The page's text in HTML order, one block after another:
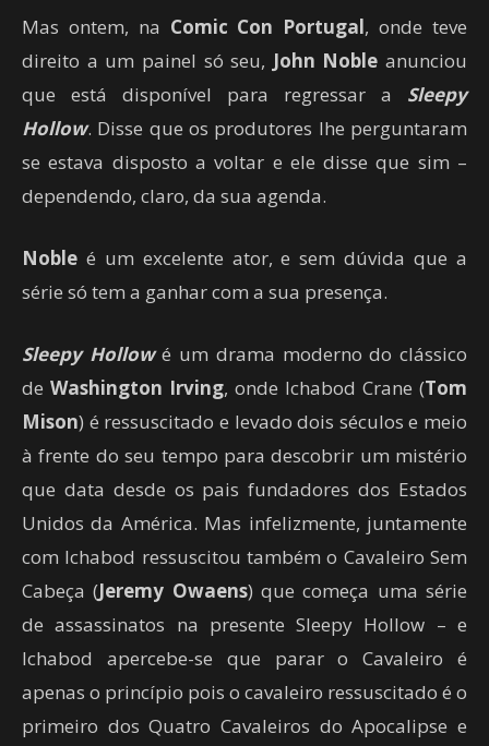
Mas ontem, na Comic Con Portugal, onde teve
direito a um painel só seu, John Noble anunciou
que está disponível para regressar a Sleepy
Hollow. Disse que os produtores lhe perguntaram
se estava disposto a voltar e ele disse que sim –
dependendo, claro, da sua agenda.
Noble é um excelente ator, e sem dúvida que a
série só tem a ganhar com a sua presença.
Sleepy Hollowé um drama moderno do clássico
de Washington Irving, onde Ichabod Crane (Tom
Mison) é ressuscitado e levado dois séculos e meio
à frente do seu tempo para descobrir um mistério
que data desde os pais fundadores dos Estados
Unidos da América. Mas infelizmente, juntamente
com Ichabod ressuscitou também o Cavaleiro Sem
Cabeça (Jeremy Owaens) que começa uma série
de assassinatos na presente Sleepy Hollow – e
Ichabod
apercebe-se que parar o Cavaleiro
é
apenas o princípio pois o cavaleiro ressuscitado é o
primeiro dos Quatro Cavaleiros do Apocalipse e